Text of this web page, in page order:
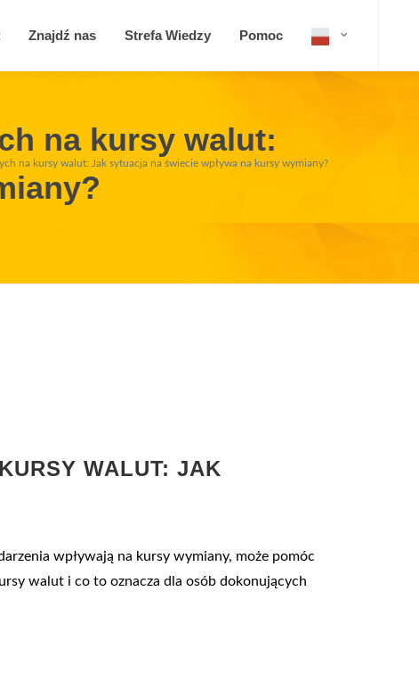
Znajdź nas Strefa Wiedzy Pomoc
na kursy walut:
na kursy walut: Jak sytuacja na świecie wpływa na kursy wymiany?
WALUT: JAK
wpływają na kursy wymiany, może pomóc
walut i co to oznacza dla osób dokonujących